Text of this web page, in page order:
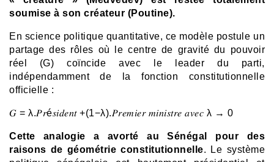
soumise à son créateur (Poutine).
En science politique quantitative, ce modèle postule un
partage des rôles où le centre de gravité du pouvoir
réel (G) coïncide avec le leader du parti,
indépendamment de la fonction constitutionnelle
officielle :
𝐺 = λ.𝑃𝑟é𝑠𝑖𝑑𝑒𝑛𝑡 +(1−λ).𝑃𝑟𝑒𝑚𝑖𝑒𝑟 𝑚𝑖𝑛𝑖𝑠𝑡𝑟𝑒 𝑎𝑣𝑒𝑐 λ → 0
Cette analogie a avorté au Sénégal pour des
raisons de géométrie constitutionnelle. Le système